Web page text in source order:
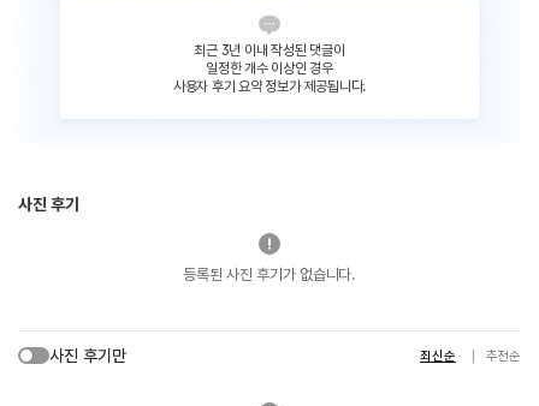
최근 3년 이내 작성된 댓글이
일정한 개수 이상인 경우
사용자 후기 요약 정보가 제공됩니다.
사진 후기
등록된 사진 후기가 없습니다.
사진 후기만 최신순 추천순